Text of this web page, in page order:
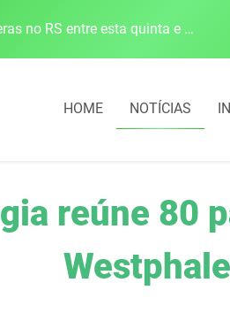
Defesa Civil alerta para risco de tornado e tempestades severas no RS entre esta quinta e sexta-feira
HOME NOTÍCIAS
reúne 80